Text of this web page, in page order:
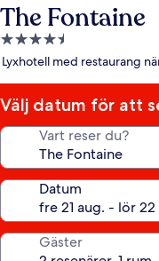
The Fontaine
4.5-
stjärnigt
Lyxhotell med restaurang
Välj datum för att
Vart reser du?
Datum
Gäster